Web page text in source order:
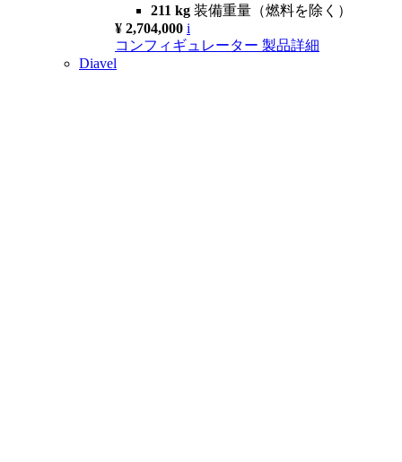
211 kg 装備重量（燃料を除く）
¥ 2,704,000 i
コンフィギュレーター 製品詳細
Diavel